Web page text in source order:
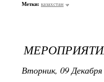
Метки: казахстан
Вторник, 09